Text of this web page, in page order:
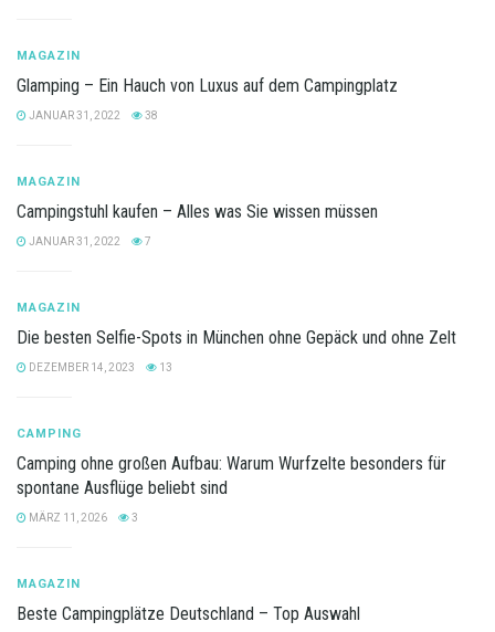
MAGAZIN
Glamping – Ein Hauch von Luxus auf dem Campingplatz
JANUAR 31, 2022 38
MAGAZIN
Campingstuhl kaufen – Alles was Sie wissen müssen
JANUAR 31, 2022 7
MAGAZIN
Die besten Selfie-Spots in München ohne Gepäck und ohne Zelt
DEZEMBER 14, 2023 13
CAMPING
Camping ohne großen Aufbau: Warum Wurfzelte besonders für
spontane Ausflüge beliebt sind
MÄRZ 11, 2026 3
MAGAZIN
Beste Campingplätze Deutschland – Top Auswahl